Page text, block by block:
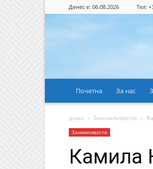
Денес е: 06.08.2026 Тел:
Почетна За нас
дома Занимливости
Занимливости
Камила